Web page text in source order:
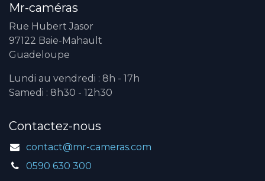
Mr-caméras
Rue Hubert Jasor
97122 Baie-Mahault
Guadeloupe
Lundi au vendredi : 8h - 17h
Samedi : 8h30 - 12h30
Contactez-nous
contact@mr-cameras.com
0590 630 300